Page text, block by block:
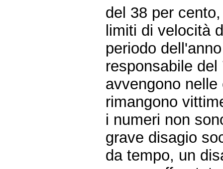
del 38 per
limiti di velocità
periodo
responsabile
avvengono
rimangono
i numeri non
grave disagio
da tempo, un